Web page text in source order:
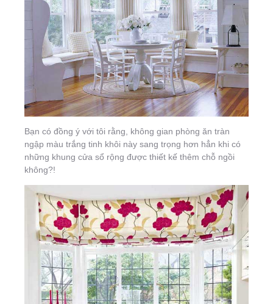
Bạn có đồng ý với tôi rằng, không gian phòng ăn tràn
ngập màu trắng tinh khôi này sang trọng hơn hẳn khi có
những khung cửa sổ rộng được thiết kế thêm chỗ ngồi
không?!